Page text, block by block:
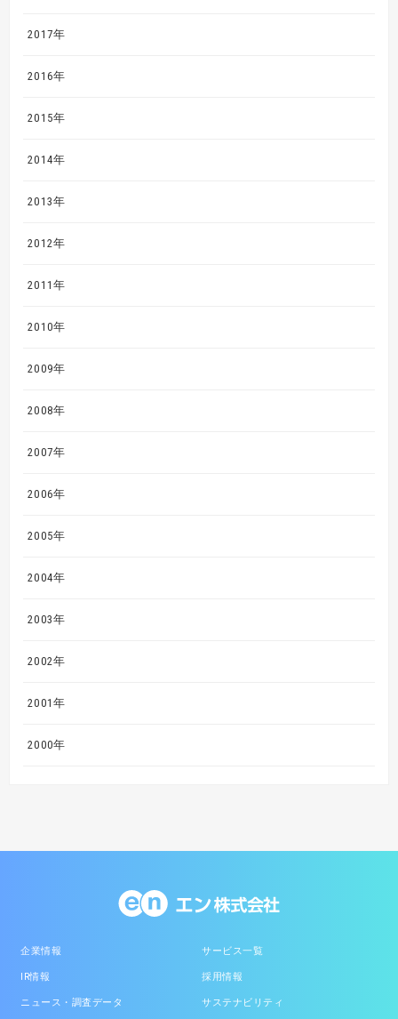
2017年
2016年
2015年
2014年
2013年
2012年
2011年
2010年
2009年
2008年
2007年
2006年
2005年
2004年
2003年
2002年
2001年
2000年
企業情報 サービス一覧
IR情報 採用情報
ニュース・調査データ サステナビリティ